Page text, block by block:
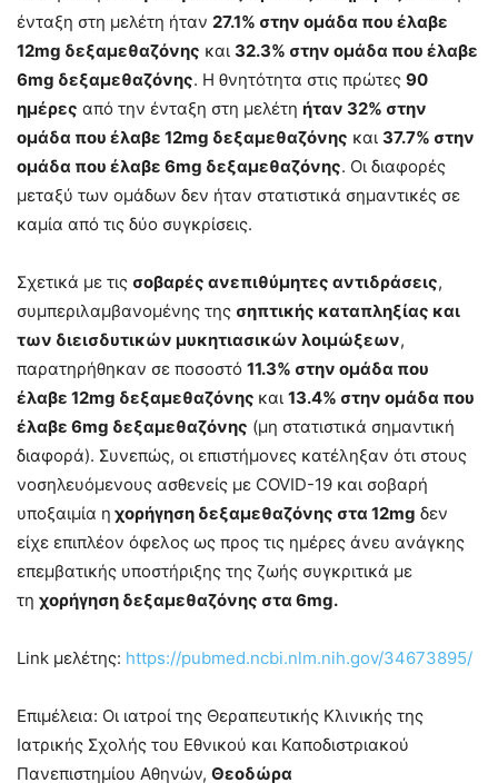
ένταξη στη μελέτη ήταν 27.1% στην ομάδα που έλαβε
12mg δεξαμεθαζόνης και 32.3% στην ομάδα που έλαβε
6mg δεξαμεθαζόνης. Η θνητότητα στις πρώτες 90
ημέρες από την ένταξη στη μελέτη ήταν 32% στην
ομάδα που έλαβε 12mg δεξαμεθαζόνης και 37.7% στην
ομάδα που έλαβε 6mg δεξαμεθαζόνης. Οι διαφορές
μεταξύ των ομάδων δεν ήταν στατιστικά σημαντικές σε
καμία από τις δύο συγκρίσεις.
Σχετικά με τις σοβαρές ανεπιθύμητες αντιδράσεις,
συμπεριλαμβανομένης της σηπτικής καταπληξίας και
των διεισδυτικών μυκητιασικών λοιμώξεων,
παρατηρήθηκαν σε ποσοστό 11.3% στην ομάδα που
έλαβε 12mg δεξαμεθαζόνης και 13.4% στην ομάδα που
έλαβε 6mg δεξαμεθαζόνης (μη στατιστικά σημαντική
διαφορά). Συνεπώς, οι επιστήμονες κατέληξαν ότι στους
νοσηλευόμενους ασθενείς με COVID-19 και σοβαρή
υποξαιμία η χορήγηση δεξαμεθαζόνης στα 12mg δεν
είχε επιπλέον όφελος ως προς τις ημέρες άνευ ανάγκης
επεμβατικής υποστήριξης της ζωής συγκριτικά με
τη χορήγηση δεξαμεθαζόνης στα 6mg.
Link μελέτης: https://pubmed.ncbi.nlm.nih.gov/34673895/
Επιμέλεια: Οι ιατροί της Θεραπευτικής Κλινικής της
Ιατρικής Σχολής του Εθνικού και Καποδιστριακού
Πανεπιστημίου Αθηνών, Θεοδώρα